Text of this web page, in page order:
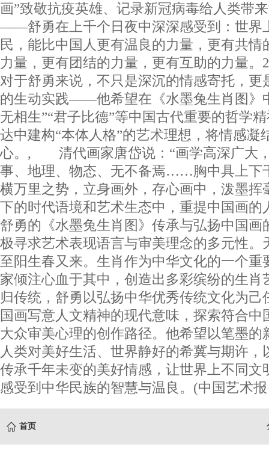
画”致敬抗疫英雄、记录新冠病毒给人类带
——舒勇在上千个日夜中深深感受到：世界
民，能比中国人更有温良的力量，更有共情
力量，更有团结的力量，更有互助的力量。
对于舒勇来说，不只是深沉的情感寄托，更
的生动实践——他希望在《水墨兔生肖图》
无相生”“君子比德”等中国古代重要的哲学
达中建构“本体人格”的艺术理想，将情感凝
心。, 清代画家唐岱说：“画学高深广大
事、地理、物态、无不备焉……胸中具上下
横万里之势，立身画外，存心画中，泼墨挥
下的时代语境和艺术生态中，重提中国画的
舒勇的《水墨兔生肖图》传承与弘扬中国画
极寻求艺术表现语言与审美理念的多元性。
至阳生春又来。生肖作为中华文化的一个重
家倾注心血于其中，创造出多彩缤纷的生肖
归传统，舒勇以弘扬中华优秀传统文化为己
国画写意人文精神的现代意味，探索符合中
大众审美心理的创作路径。他希望以笔墨的
人类对美好生活、世界静好的希冀与期许，
传承千年未变的美好情感，让世界上不同文
感受到中华民族的智慧与温良。(中国艺术
首页